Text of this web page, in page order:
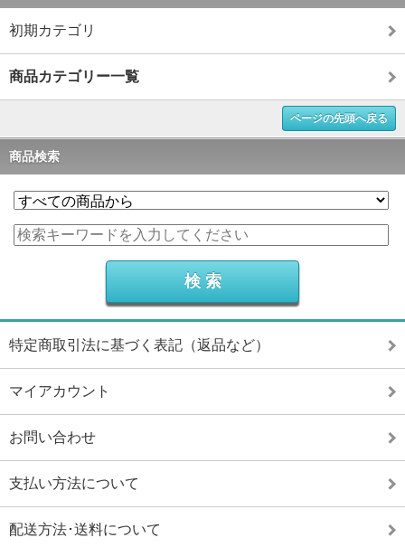
初期カテゴリ
商品カテゴリー一覧
ページの先頭へ戻る
商品検索
特定商取引法に基づく表記（返品など）
マイアカウント
お問い合わせ
支払い方法について
配送方法･送料について